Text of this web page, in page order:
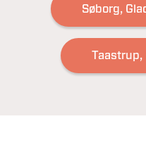
Søborg,
Taastrup,